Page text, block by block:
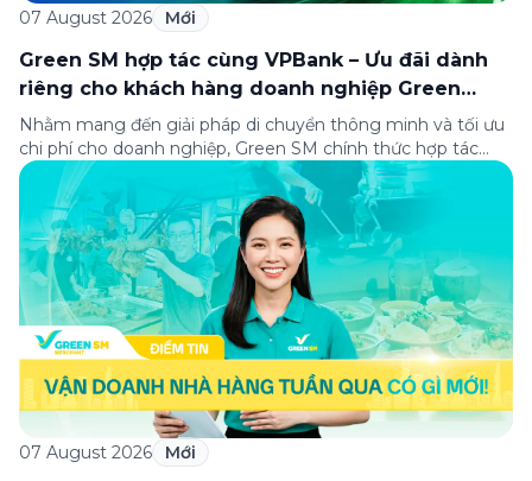
07 August 2026 Mới
Green SM hợp tác cùng VPBank – Ưu đãi dành
riêng cho khách hàng doanh nghiệp Green
Business
Nhằm mang đến giải pháp di chuyển thông minh và tối ưu
chi phí cho doanh nghiệp, Green SM chính thức hợp tác
cùng VPBank triển khai chương trình ưu đãi dành riêng cho
khách hàng đăng ký thẻ Doanh nghiệp Green Business.
Thông qua chương trình, doanh nghiệp có thể tận hưởng
nhiều ưu […]
07 August 2026 Mới